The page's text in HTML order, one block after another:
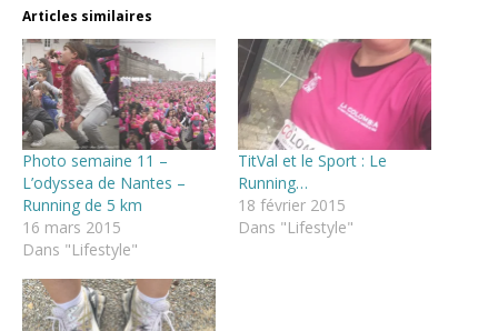
Articles similaires
Photo semaine 11 –
L’odyssea de Nantes –
Running de 5 km
16 mars 2015
Dans "Lifestyle"
TitVal et le Sport : Le
Running…
18 février 2015
Dans "Lifestyle"